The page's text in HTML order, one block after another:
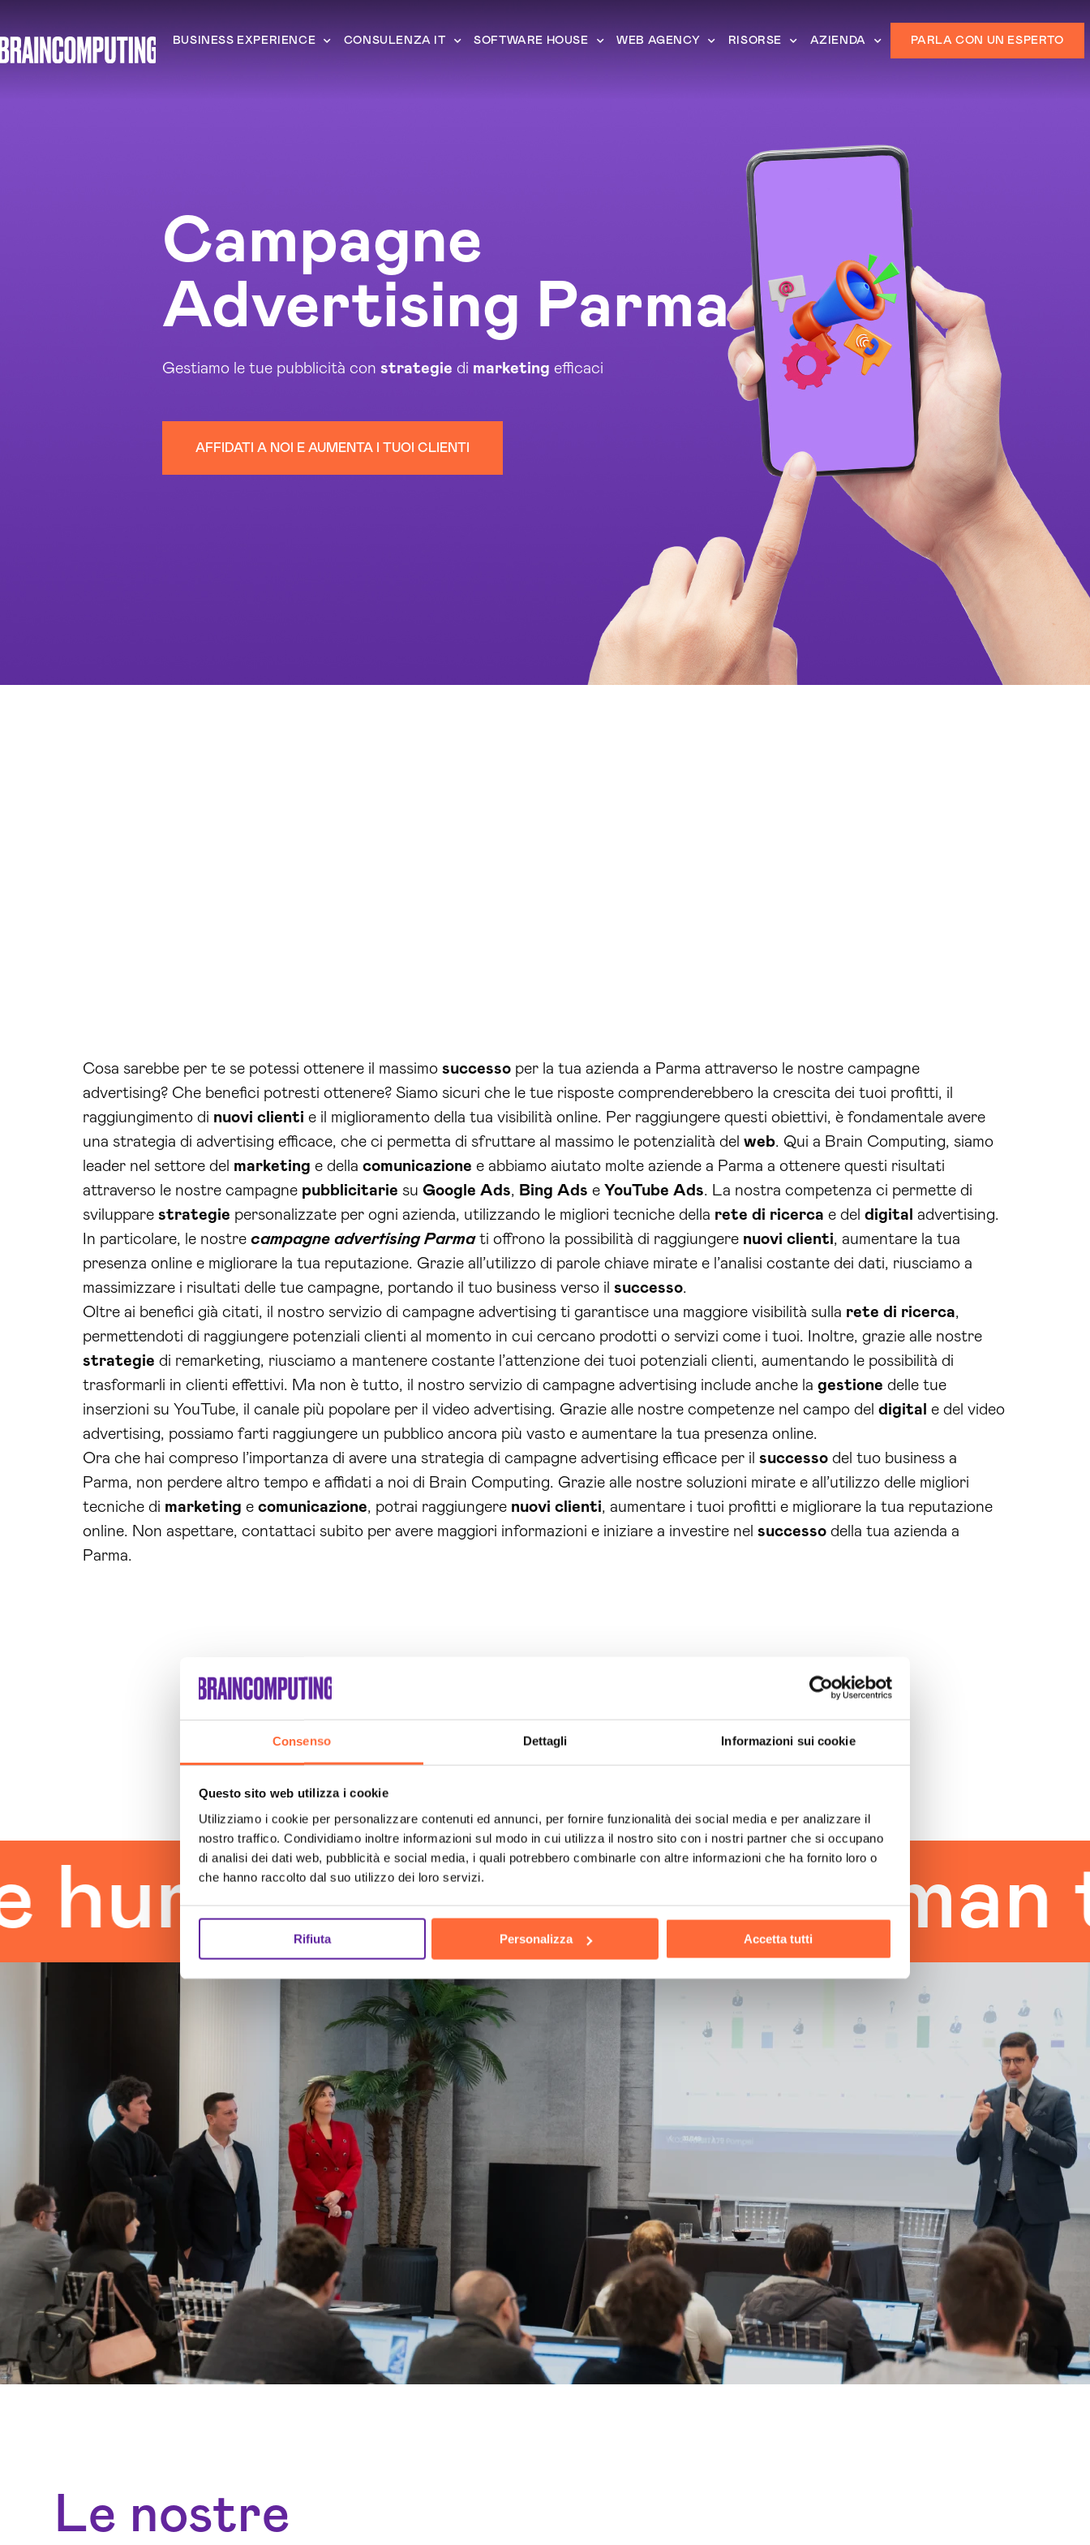
Consenso Dettagli Informazioni sui cookie
Questo sito web utilizza i cookie
Utilizziamo i cookie per personalizzare contenuti ed annunci, per fornire funzionalità dei social media e per analizzare il
nostro traffico. Condividiamo inoltre informazioni sul modo in cui utilizza il nostro sito con i nostri partner che si occupano
di analisi dei dati web, pubblicità e social media, i quali potrebbero combinarle con altre informazioni che ha fornito loro o
che hanno raccolto dal suo utilizzo dei loro servizi.
Rifiuta Personalizza Accetta tutti
BUSINESS EXPERIENCE CONSULENZA IT SOFTWARE HOUSE WEB AGENCY RISORSE AZIENDA PARLA CON UN ESPERTO
Campagne
Advertising Parma
Gestiamo le tue pubblicità con strategie di marketing efficaci
AFFIDATI A NOI E AUMENTA I TUOI CLIENTI
Cosa sarebbe per te se potessi ottenere il massimo successo per la tua azienda a Parma attraverso le nostre campagne
advertising? Che benefici potresti ottenere? Siamo sicuri che le tue risposte comprenderebbero la crescita dei tuoi profitti, il
raggiungimento di nuovi clienti e il miglioramento della tua visibilità online. Per raggiungere questi obiettivi, è fondamentale avere
una strategia di advertising efficace, che ci permetta di sfruttare al massimo le potenzialità del web. Qui a Brain Computing, siamo
leader nel settore del marketing e della comunicazione e abbiamo aiutato molte aziende a Parma a ottenere questi risultati
attraverso le nostre campagne pubblicitarie su Google Ads, Bing Ads e YouTube Ads. La nostra competenza ci permette di
sviluppare strategie personalizzate per ogni azienda, utilizzando le migliori tecniche della rete di ricerca e del digital advertising.
In particolare, le nostre campagne advertising Parmati offrono la possibilità di raggiungere nuovi clienti, aumentare la tua
presenza online e migliorare la tua reputazione. Grazie all’utilizzo di parole chiave mirate e l’analisi costante dei dati, riusciamo a
massimizzare i risultati delle tue campagne, portando il tuo business verso il successo.
Oltre ai benefici già citati, il nostro servizio di campagne advertising ti garantisce una maggiore visibilità sulla rete di ricerca,
permettendoti di raggiungere potenziali clienti al momento in cui cercano prodotti o servizi come i tuoi. Inoltre, grazie alle nostre
strategie di remarketing, riusciamo a mantenere costante l’attenzione dei tuoi potenziali clienti, aumentando le possibilità di
trasformarli in clienti effettivi. Ma non è tutto, il nostro servizio di campagne advertising include anche la gestione delle tue
inserzioni su YouTube, il canale più popolare per il video advertising. Grazie alle nostre competenze nel campo del digital e del video
advertising, possiamo farti raggiungere un pubblico ancora più vasto e aumentare la tua presenza online.
Ora che hai compreso l’importanza di avere una strategia di campagne advertising efficace per il successo del tuo business a
Parma, non perdere altro tempo e affidati a noi di Brain Computing. Grazie alle nostre soluzioni mirate e all’utilizzo delle migliori
tecniche di marketing e comunicazione, potrai raggiungere nuovi clienti, aumentare i tuoi profitti e migliorare la tua reputazione
online. Non aspettare, contattaci subito per avere maggiori informazioni e iniziare a investire nel successo della tua azienda a
Parma.
touch the human
Le nostre